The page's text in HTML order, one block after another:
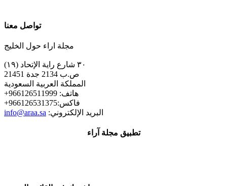
تواصل معنا
مجلة اراء حول الخليج
٣٠ شارع راية الإتحاد (١٩)
ص.ب 2134 جدة 21451
المملكة العربية السعودية
+هاتف: 966126511999
+فاكس:966126531375
info@araa.sa :البريد الإلكتروني
تطبيق مجلة آراء